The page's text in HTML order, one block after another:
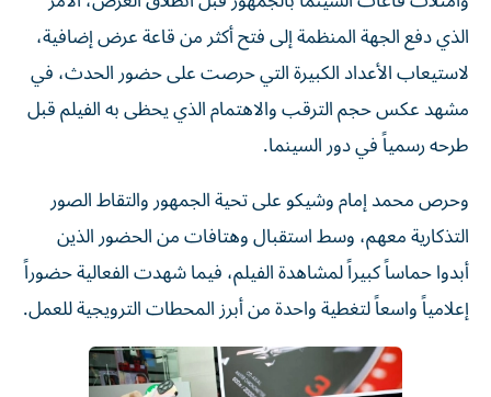
الذي دفع الجهة المنظمة إلى فتح أكثر من قاعة عرض إضافية،
لاستيعاب الأعداد الكبيرة التي حرصت على حضور الحدث، في
مشهد عكس حجم الترقب والاهتمام الذي يحظى به الفيلم قبل
طرحه رسمياً في دور السينما.
وحرص محمد إمام وشيكو على تحية الجمهور والتقاط الصور
التذكارية معهم، وسط استقبال وهتافات من الحضور الذين
أبدوا حماساً كبيراً لمشاهدة الفيلم، فيما شهدت الفعالية حضوراً
إعلامياً واسعاً لتغطية واحدة من أبرز المحطات الترويجية للعمل.